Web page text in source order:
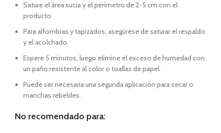
Sature el área sucia y el perímetro de 2-5 cm con el
producto
Para alfombras y tapizados, asegúrese de saturar el respaldo
y el acolchado.
Espere 5 minutos, luego elimine el exceso de humedad con
un paño resistente al color o toallas de papel.
Puede ser necesaria una segunda aplicación para secar o
manchas rebeldes.
No recomendado para: